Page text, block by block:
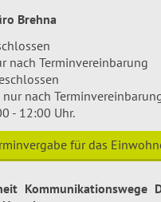
Brehna
nach Terminvereinbarung
nach
- 12:00 Uhr.
für das
Kommunikationswege